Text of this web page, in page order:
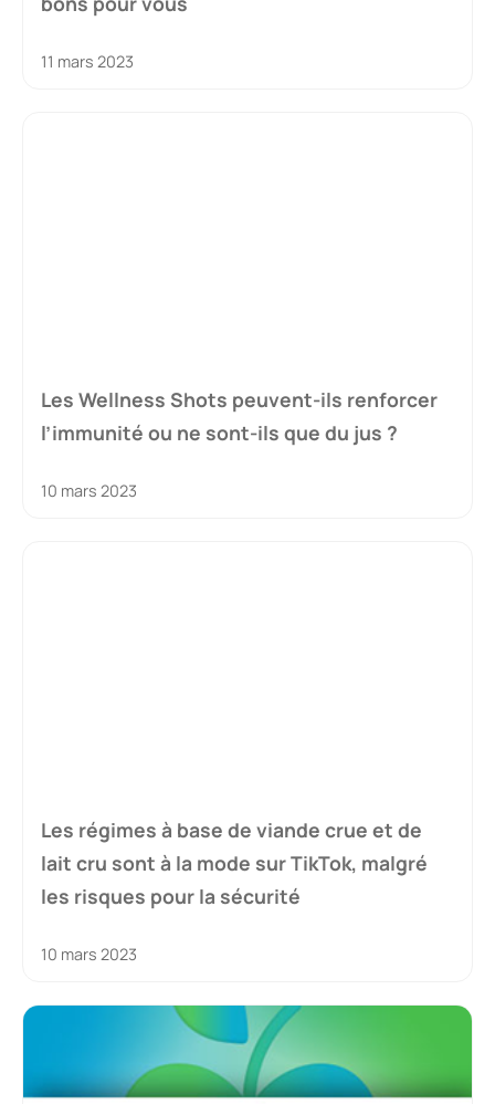
11 mars 2023
Les Wellness Shots peuvent-ils renforcer
l’immunité ou ne sont-ils que du jus ?
10 mars 2023
Les régimes à base de viande crue et de
lait cru sont à la mode sur TikTok, malgré
les risques pour la sécurité
10 mars 2023